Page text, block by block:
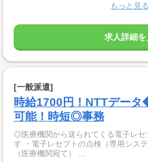
もっと見る
求人詳細を
[一般派遣]
時給1700円！NTTデー
可能！時短◎事務
◎医療機関から送られてくる電子レセ
す ・電子レセプトの点検（専用システム） ・不明点についての確認
（医療機関宛て） ...